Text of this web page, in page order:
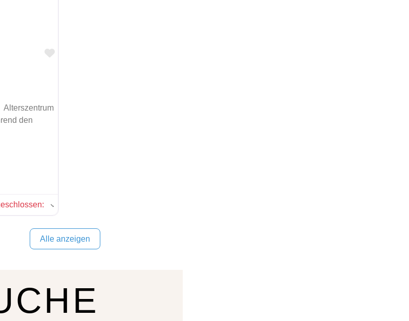
Favorit
den
:
Alle anzeigen